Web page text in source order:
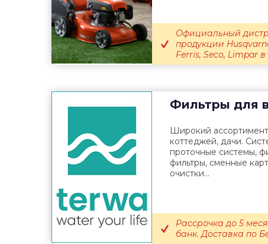
Официальный
продукции
Ferris, Seco, Limpar
Фильтры для
Широкий
коттеджей, дачи.
проточные системы,
фильтры, сменные
очистки...
Рассрочка до 5
банк. Доставка по